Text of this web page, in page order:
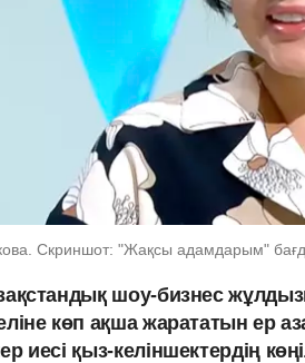
Скриншот: "Жақсы адамдарым"
шоу-бизнес
көп ақша жарататын ер
иесі қыз-келіншектердің